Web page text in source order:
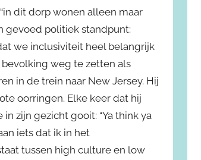
dit dorp wonen alleen maar
gevoed politiek standpunt:
we inclusiviteit heel belangrijk
weg te zetten als
in de trein naar New Jersey. Hij
oorringen. Elke keer dat hij
zijn gezicht gooit: “Ya think ya
iets dat ik in het
tussen high culture en low